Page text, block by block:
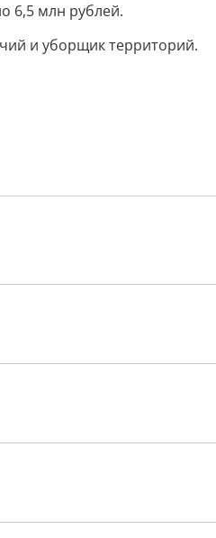
6,5 млн рублей.
и уборщик территорий.